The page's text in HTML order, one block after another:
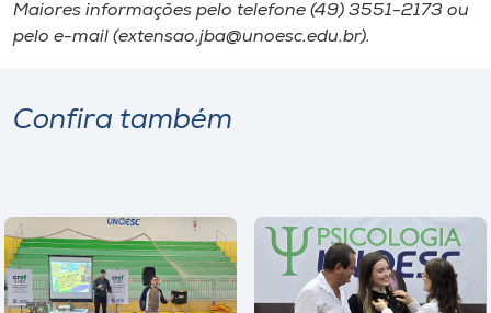
Maiores informações pelo telefone (49) 3551-2173 ou
pelo e-mail (extensao.jba@unoesc.edu.br).
Confira também